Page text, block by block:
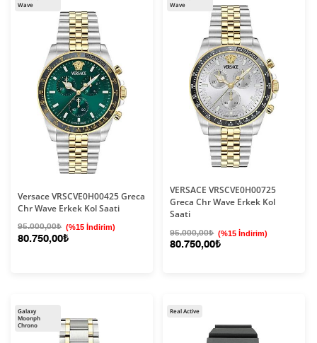
Wave
Versace VRSCVE0H00425 Greca
Chr Wave Erkek Kol Saati
95.000,00₺ (%15 İndirim)
80.750,00₺
Wave
VERSACE VRSCVE0H00725
Greca Chr Wave Erkek Kol
Saati
95.000,00₺ (%15 İndirim)
80.750,00₺
Galaxy
Moonph
Chrono
Real Active